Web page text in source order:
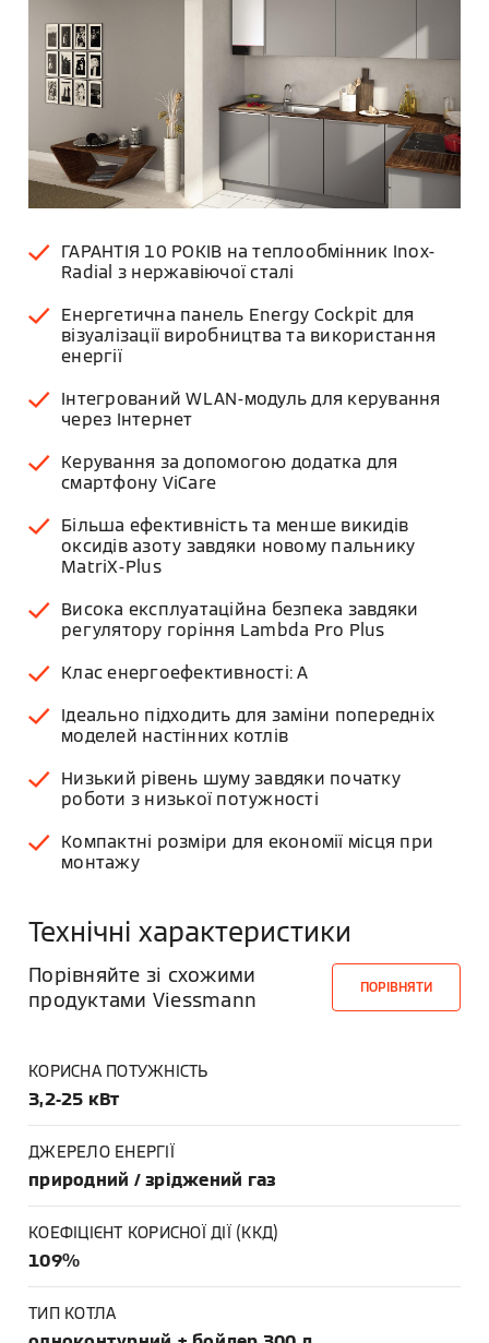
ГАРАНТІЯ 10 РОКІВ на теплообмінник Inox-
Radial з нержавіючої сталі
Енергетична панель Energy Cockpit для
візуалізації виробництва та використання
енергії
Інтегрований WLAN-модуль для керування
через Інтернет
Керування за допомогою додатка для
смартфону ViCare
Більша ефективність та менше викидів
оксидів азоту завдяки новому пальнику
MatriX-Plus
Висока експлуатаційна безпека завдяки
регулятору горіння Lambda Pro Plus
Клас енергоефективності: A
Ідеально підходить для заміни попередніх
моделей настінних котлів
Низький рівень шуму завдяки початку
роботи з низької потужності
Компактні розміри для економії місця при
монтажу
Технічні характеристики
Порівняйте зі схожими
продуктами Viessmann
ПОРІВНЯТИ
КОРИСНА ПОТУЖНІСТЬ
3,2-25 кВт
ДЖЕРЕЛО ЕНЕРГІЇ
природний / зріджений газ
КОЕФІЦІЄНТ КОРИСНОЇ ДІЇ (ККД)
109%
ТИП КОТЛА